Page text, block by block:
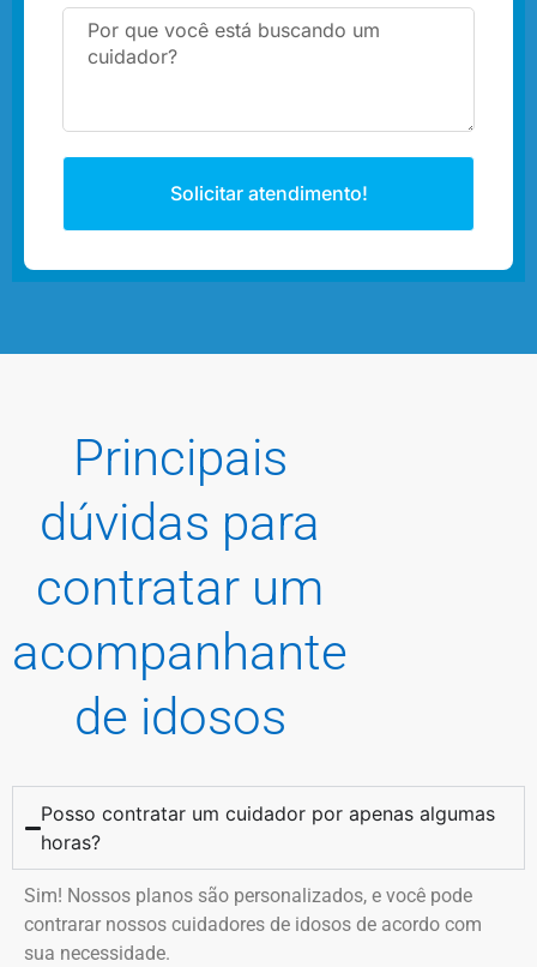
Solicitar atendimento!
Principais
dúvidas para
contratar um
acompanhante
de idosos
Posso contratar um cuidador por apenas algumas
horas?
Sim! Nossos planos são personalizados, e você pode
contrarar nossos cuidadores de idosos de acordo com
sua necessidade.